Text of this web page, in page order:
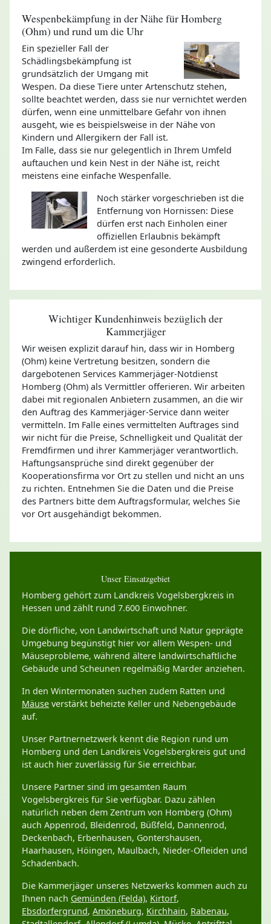
Wespenbekämpfung in der Nähe für Homberg
(Ohm) und rund um die Uhr
Ein spezieller Fall der
Schädlingsbekämpfung ist
grundsätzlich der Umgang mit
Wespen. Da diese Tiere unter Artenschutz stehen,
sollte beachtet werden, dass sie nur vernichtet werden
dürfen, wenn eine unmittelbare Gefahr von ihnen
ausgeht, wie es beispielsweise in der Nähe von
Kindern und Allergikern der Fall ist.
Im Falle, dass sie nur gelegentlich in Ihrem Umfeld
auftauchen und kein Nest in der Nähe ist, reicht
meistens eine einfache Wespenfalle.
Noch stärker vorgeschrieben ist die
Entfernung von Hornissen: Diese
dürfen erst nach Einholen einer
offiziellen Erlaubnis bekämpft
werden und außerdem ist eine gesonderte Ausbildung
zwingend erforderlich.
Wichtiger Kundenhinweis bezüglich der
Kammerjäger
Wir weisen explizit darauf hin, dass wir in Homberg
(Ohm) keine Vertretung besitzen, sondern die
dargebotenen Services Kammerjäger-Notdienst
Homberg (Ohm) als Vermittler offerieren. Wir arbeiten
dabei mit regionalen Anbietern zusammen, an die wir
den Auftrag des Kammerjäger-Service dann weiter
vermitteln. Im Falle eines vermittelten Auftrages sind
wir nicht für die Preise, Schnelligkeit und Qualität der
Fremdfirmen und ihrer Kammerjäger verantwortlich.
Haftungsansprüche sind direkt gegenüber der
Kooperationsfirma vor Ort zu stellen und nicht an uns
zu richten. Entnehmen Sie die Daten und die Preise
des Partners bitte dem Auftragsformular, welches Sie
vor Ort ausgehändigt bekommen.
Unser Einsatzgebiet
Homberg gehört zum Landkreis Vogelsbergkreis in
Hessen und zählt rund 7.600 Einwohner.
Die dörfliche, von Landwirtschaft und Natur geprägte
Umgebung begünstigt hier vor allem Wespen- und
Mäuseprobleme, während ältere landwirtschaftliche
Gebäude und Scheunen regelmäßig Marder anziehen.
In den Wintermonaten suchen zudem Ratten und
Mäuse verstärkt beheizte Keller und Nebengebäude
auf.
Unser Partnernetzwerk kennt die Region rund um
Homberg und den Landkreis Vogelsbergkreis gut und
ist auch hier zuverlässig für Sie erreichbar.
Unsere Partner sind im gesamten Raum
Vogelsbergkreis für Sie verfügbar. Dazu zählen
natürlich neben dem Zentrum von Homberg (Ohm)
auch Appenrod, Bleidenrod, Büßfeld, Dannenrod,
Deckenbach, Erbenhausen, Gontershausen,
Haarhausen, Höingen, Maulbach, Nieder-Ofleiden und
Schadenbach.
Die Kammerjäger unseres Netzwerks kommen auch zu
Ihnen nach Gemünden (Felda), Kirtorf,
Ebsdorfergrund, Amöneburg, Kirchhain, Rabenau,